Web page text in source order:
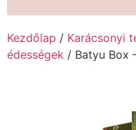
Kezdőlap / Karácsonyi
édességek / Batyu Box